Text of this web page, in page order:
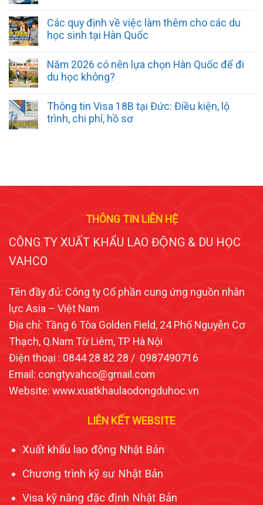
Các quy định về việc làm thêm cho các du
học sinh tại Hàn Quốc
Năm 2026 có nên lựa chọn Hàn Quốc để đi
du học không?
Thông tin Visa 18B tại Đức: Điều kiện, lộ
trình, chi phí, hồ sơ
THÔNG TIN LIÊN HỆ
CÔNG TY XUẤT KHẨU LAO ĐỘNG & DU HỌC
VAHCO
Tên đầy đủ: Công ty Cổ phần cung ứng nguồn nhân
lực Asia – Việt Nam
Địa chỉ: Tầng 6 Tòa Golden Field, 24 Phố Nguyễn Cơ
Thạch, Q.Nam Từ Liêm, TP Hà Nội
Điện thoại : 0844 28 82 28 / 0987490716
Email: congtyvahco@gmail.com
Website: www.xuatkhaulaodongduhoc.vn
LIÊN KẾT WEBSITE
Xuất khẩu lao động Nhật Bản
Chương trình kỹ sư Nhật Bản
Visa kỹ năng đặc định Nhật Bản